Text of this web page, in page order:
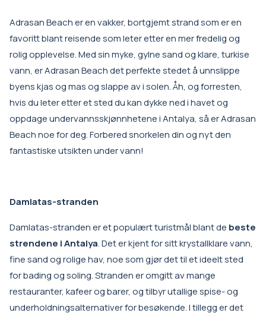
Adrasan Beach er en vakker, bortgjemt strand som er en
favoritt blant reisende som leter etter en mer fredelig og
rolig opplevelse. Med sin myke, gylne sand og klare, turkise
vann, er Adrasan Beach det perfekte stedet å unnslippe
byens kjas og mas og slappe av i solen. Åh, og forresten,
hvis du leter etter et sted du kan dykke ned i havet og
oppdage undervannsskjønnhetene i Antalya, så er Adrasan
Beach noe for deg. Forbered snorkelen din og nyt den
fantastiske utsikten under vann!
Damlatas-stranden
Damlatas-stranden er et populært turistmål blant de beste
strendene i Antalya. Det er kjent for sitt krystallklare vann,
fine sand og rolige hav, noe som gjør det til et ideelt sted
for bading og soling. Stranden er omgitt av mange
restauranter, kafeer og barer, og tilbyr utallige spise- og
underholdningsalternativer for besøkende. I tillegg er det